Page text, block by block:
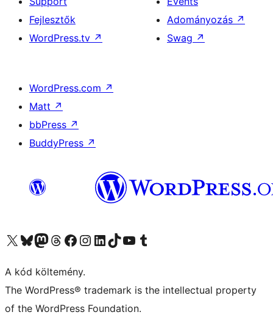
Fejlesztők
WordPress.tv ↗
Adományozás ↗
Swag ↗
WordPress.com ↗
Matt ↗
bbPress ↗
BuddyPress ↗
Visit our X (formerly Twitter) account
Visit our Bluesky account
Twitter csatornánk
Visit our Threads account
Facebook oldalunk megtekintése
Visit our Instagram account
Visit our LinkedIn account
Visit our TikTok account
Visit our YouTube channel
Visit our Tumblr account
A kód költemény.
The WordPress® trademark is the intellectual property
of the WordPress Foundation.